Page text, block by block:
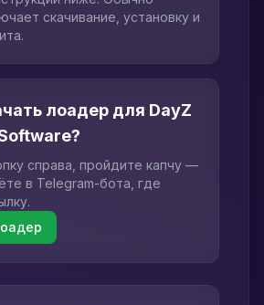
скачивание, установку и
лоадер для DayZ
справа, пройдите капчу —
в Telegram-бота, где